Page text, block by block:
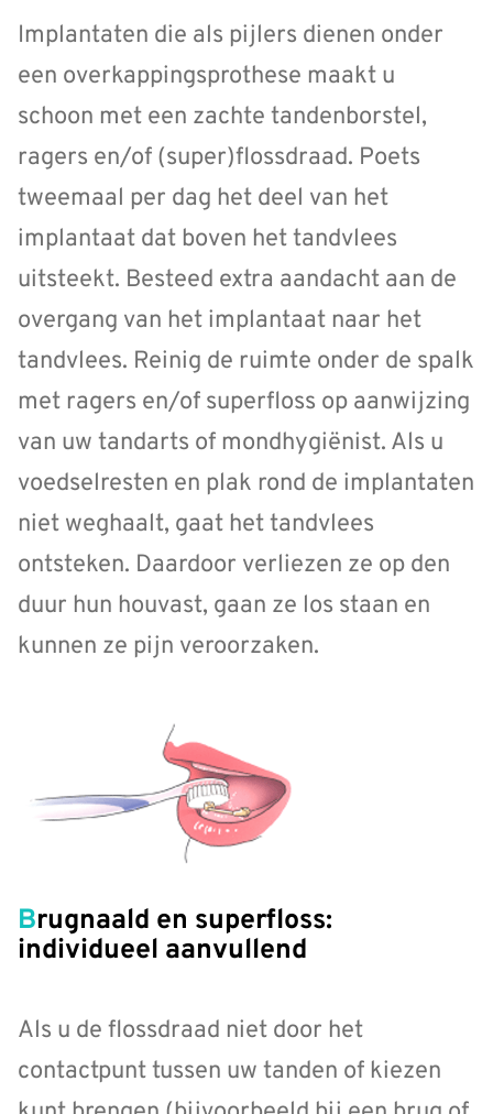
Implantaten die als pijlers dienen onder
een overkappingsprothese maakt u
schoon met een zachte tandenborstel,
ragers en/of (super)flossdraad. Poets
tweemaal per dag het deel van het
implantaat dat boven het tandvlees
uitsteekt. Besteed extra aandacht aan de
overgang van het implantaat naar het
tandvlees. Reinig de ruimte onder de spalk
met ragers en/of superfloss op aanwijzing
van uw tandarts of mondhygiënist. Als u
voedselresten en plak rond de implantaten
niet weghaalt, gaat het tandvlees
ontsteken. Daardoor verliezen ze op den
duur hun houvast, gaan ze los staan en
kunnen ze pijn veroorzaken.
Brugnaald en superfloss:
individueel aanvullend
Als u de flossdraad niet door het
contactpunt tussen uw tanden of kiezen